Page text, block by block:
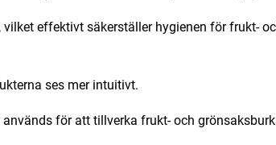
effektivt säkerställer hygienen för frukt-
ses mer intuitivt.
för att tillverka frukt- och